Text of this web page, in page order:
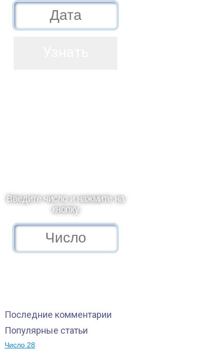
Введите число и нажмите на
кнопку
Последние комментарии
Популярные статьи
Число 28